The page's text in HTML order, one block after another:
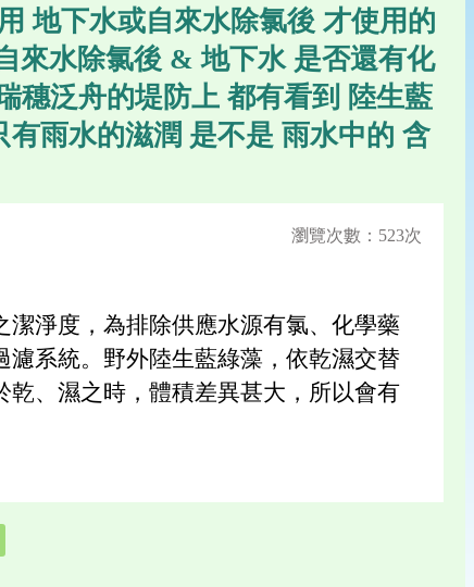
地下水或自來水除氯後 才使用的
來水除氯後 & 地下水 是否還有化
穗泛舟的堤防上 都有看到 陸生藍
雨水的滋潤 是不是 雨水中的 含
瀏覽次數：523次
淨度，為排除供應水源有氯、化學藥
系統。野外陸生藍綠藻，依乾濕交替
、濕之時，體積差異甚大，所以會有